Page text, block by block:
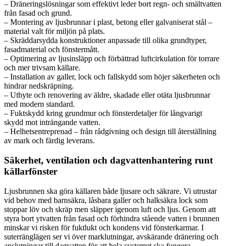
– Dräneringslösningar som effektivt leder bort regn- och smältvatten
från fasad och grund.
– Montering av ljusbrunnar i plast, betong eller galvaniserat stål –
material valt för miljön på plats.
– Skräddarsydda konstruktioner anpassade till olika grundtyper,
fasadmaterial och fönstermått.
– Optimering av ljusinsläpp och förbättrad luftcirkulation för torrare
och mer trivsam källare.
– Installation av galler, lock och fallskydd som höjer säkerheten och
hindrar nedskräpning.
– Utbyte och renovering av äldre, skadade eller otäta ljusbrunnar
med modern standard.
– Fuktskydd kring grundmur och fönsterdetaljer för långvarigt
skydd mot inträngande vatten.
– Helhetsentreprenad – från rådgivning och design till återställning
av mark och färdig leverans.
Säkerhet, ventilation och dagvattenhantering runt
källarfönster
Ljusbrunnen ska göra källaren både ljusare och säkrare. Vi utrustar
vid behov med barnsäkra, låsbara galler och halksäkra lock som
stoppar löv och skräp men släpper igenom luft och ljus. Genom att
styra bort ytvatten från fasad och förhindra stående vatten i brunnen
minskar vi risken för fuktlukt och kondens vid fönsterkarmar. I
suterränglägen ser vi över marklutningar, avskärande dränering och